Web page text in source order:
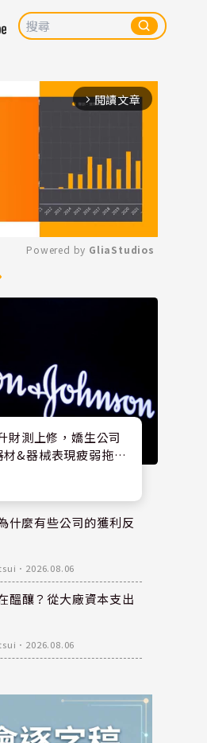
arrow_forward_ios 閱讀文章
Mute
Powered by GliaStudios
財測上修，嬌生公司
&器械表現疲弱拖累
什麼有些公司的獲利反
． 2026.08.06
醞釀？從大廠資本支出
． 2026.08.06